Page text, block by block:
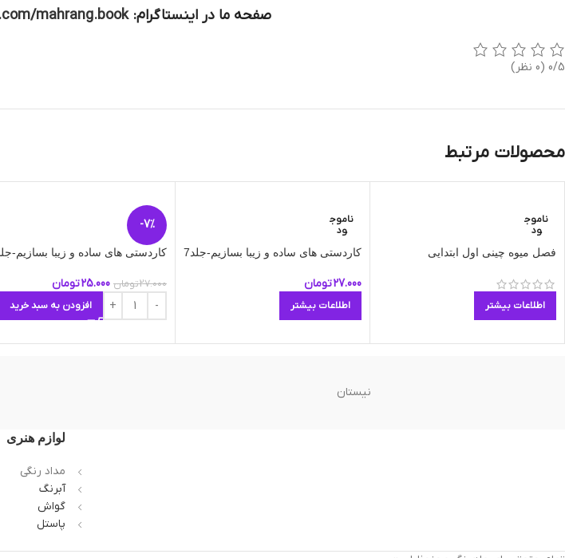
صفحه ما در اینستاگرام:mahrang.book
0/5 (0 نظر)
محصولات مرتبط
ناموج
ود
فصل میوه چینی اول ابتدایی
اطلاعات بیشتر
ناموج
ود
کاردستی های ساده و زیبا بسازیم-جلد7
27.000تومان
اطلاعات بیشتر
-7%
کاردستی های ساده و زیبا بسازیم-
27.000تومان 25.000تومان
افزودن به سبد خرید
نیستان
لوازم هنری
مداد رنگی
آبرنگ
گواش
پاستل